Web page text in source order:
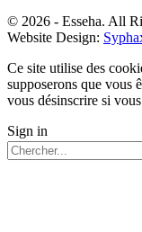
© 2026 - Esseha. All
Website Design:
Ce site utilise des
supposerons que vous
vous désinscrire si
Sign in